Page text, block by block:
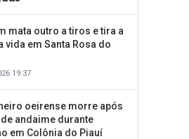
mata outro a tiros e tira a
vida em Santa Rosa do
19:37
oeirense morre após
andaime durante
em Colônia do Piauí